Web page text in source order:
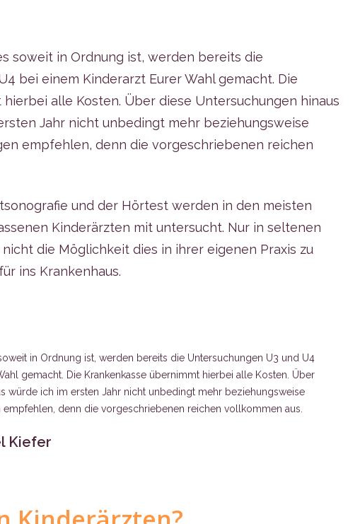
soweit in Ordnung ist, werden bereits die
bei einem Kinderarzt Eurer Wahl gemacht. Die
alle Kosten. Über diese Untersuchungen hinaus
Jahr nicht unbedingt mehr beziehungsweise
empfehlen, denn die vorgeschriebenen reichen
und der Hörtest werden in den meisten
Kinderärzten mit untersucht. Nur in seltenen
die Möglichkeit dies in ihrer eigenen Praxis zu
ins Krankenhaus.
in Ordnung ist, werden bereits die Untersuchungen U3 und U4
gemacht. Die Krankenkasse übernimmt hierbei alle Kosten. Über
würde ich im ersten Jahr nicht unbedingt mehr beziehungsweise
denn die vorgeschriebenen reichen vollkommen aus.
Kiefer